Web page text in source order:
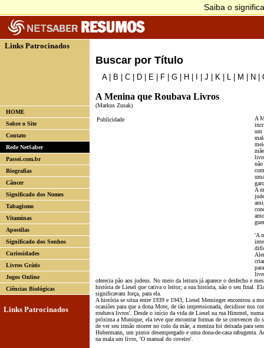
Links Patrocinados
HOME
Sobre o Site
Contato
Rede NetSaber
Passei.com.br
Biografias
Câncer
Significado dos Nomes
Tabagismo
Vitaminas
Apostilas
Significado dos Sonhos
Curiosidades
Livros Grátis
Jogos Online
Ciências Biológicas
Links Patrocinados
Buscar por Título
A| B C D E F G H J K L M N
A Menina que Roubava Livros
(Markus Zusak)
Publicidade
A
um
A
'A
oferecia pão aos judeus. No meio da leitura já aparece o desfecho e
história de Liesel que cativa o leitor; a sua história, não o seu final.
significavam força, para ela.
A história se situa entre 1939 e 1943, Liesel Meminger encontrou a
ocasiões para que a dona Mote, de tão impressionada, decidisse nos
roubava livros'. Desde o início da vida de Liesel na rua Himmel,
próxima a Munique, ela teve que encontrar formas de se convencer do
de ver seu irmão morrer no colo da mãe, a menina foi deixada para
Hubermann, um pintor desempregado e uma dona-de-casa rabugenta.
na mala um livro, 'O manual do coveiro'.